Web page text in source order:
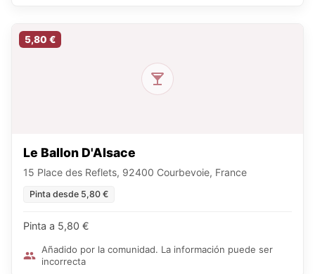
5,80 €
Le Ballon D'Alsace
15 Place des Reflets, 92400 Courbevoie, France
Pinta desde 5,80 €
Pinta a 5,80 €
Añadido por la comunidad. La información puede ser
incorrecta